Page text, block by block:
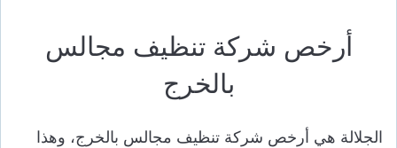
أرخص شركة تنظيف مجالس
بالخرج
الجلالة هي أرخص شركة تنظيف مجالس بالخرج، وهذا